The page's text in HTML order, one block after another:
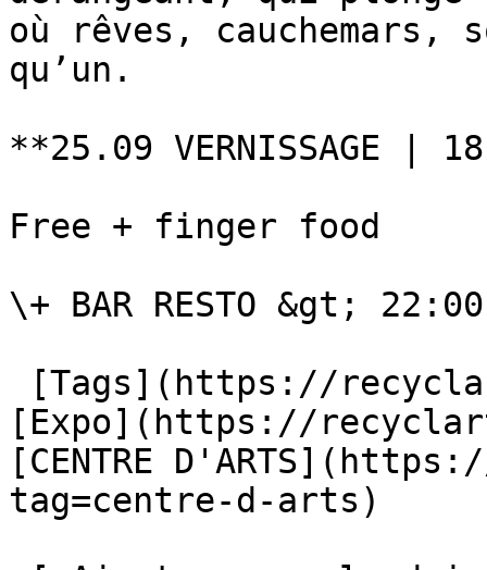
où rêves,
qu’un.
**25.09 VERNISSAGE |
Free + finger food
\+ BAR RESTO &gt;
[Expo](https://
[CENTRE
tag=centre-d-arts)